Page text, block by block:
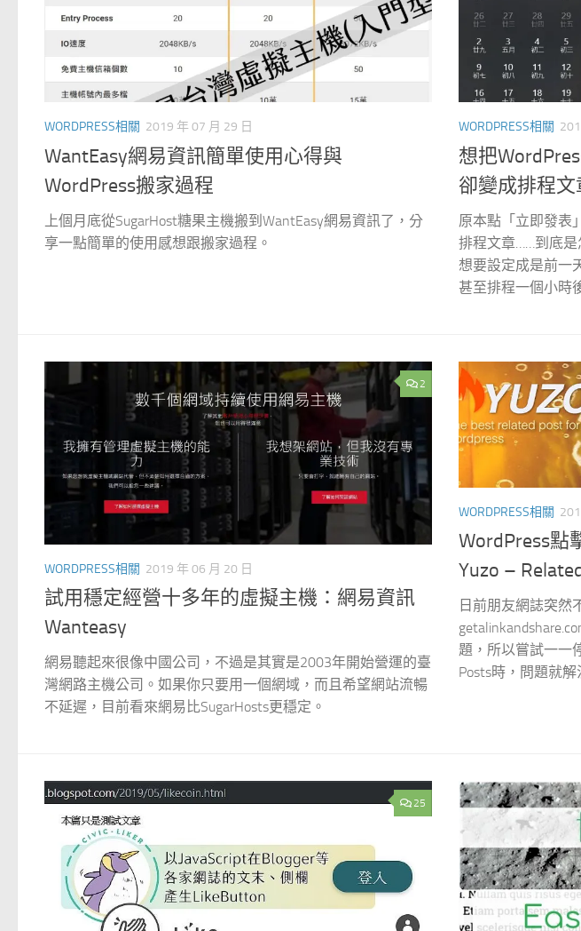
WORDPRESS相關 2019 年 07 月 29 日
WantEasy網易資訊簡單使用心得與
WordPress搬家過程
上個月底從SugarHost糖果主機搬到WantEasy網易資訊了，分
享一點簡單的使用感想跟搬家過程。
WORDPRESS相關
想把
卻變成排程文
原本點「立即發表
排程文章……到底是
想要設定成是前一
甚至排程一個小時
2
WORDPRESS相關 2019 年 06 月 20 日
試用穩定經營十多年的虛擬主機：網易資訊
Wanteasy
網易聽起來很像中國公司，不過是其實是2003年開始營運的臺
灣網路主機公司。如果你只要用一個網域，而且希望網站流暢
不延遲，目前看來網易比SugarHosts更穩定。
WORDPRESS相關
WordPress點
Yuzo –
日前朋友網誌突然
題，所以嘗試一一
Posts時，問題就
25